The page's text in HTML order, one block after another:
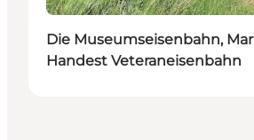
Die Museumseisenbahn,
Handest Veteraneisenbahn